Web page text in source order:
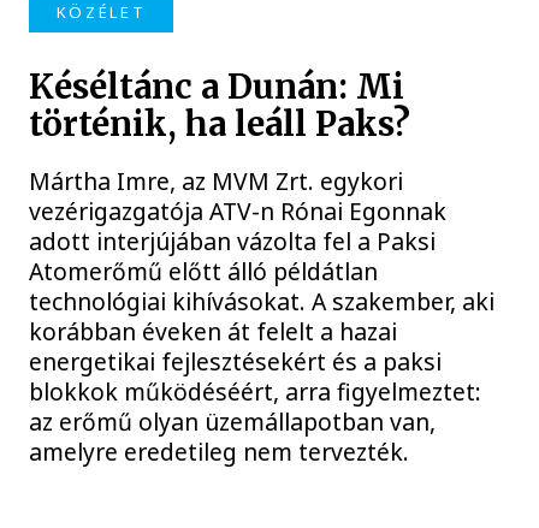
KÖZÉLET
Késéltánc a Dunán: Mi
történik, ha leáll Paks?
Mártha Imre, az MVM Zrt. egykori
vezérigazgatója ATV-n Rónai Egonnak
adott interjújában vázolta fel a Paksi
Atomerőmű előtt álló példátlan
technológiai kihívásokat. A szakember, aki
korábban éveken át felelt a hazai
energetikai fejlesztésekért és a paksi
blokkok működéséért, arra figyelmeztet:
az erőmű olyan üzemállapotban van,
amelyre eredetileg nem tervezték.